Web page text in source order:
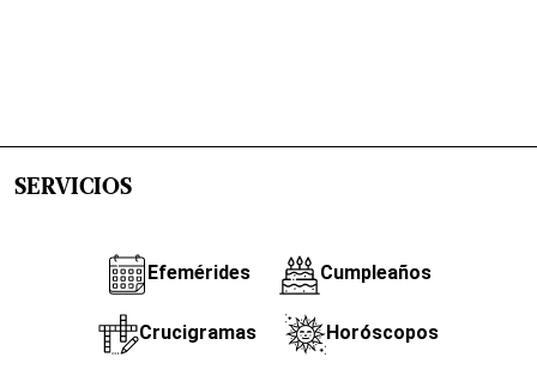
SERVICIOS
Efemérides Cumpleaños
Crucigramas Horóscopos